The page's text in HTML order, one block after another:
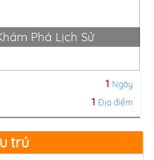
Phá Lịch Sử
1 Ngày
1 Địa điểm
trú